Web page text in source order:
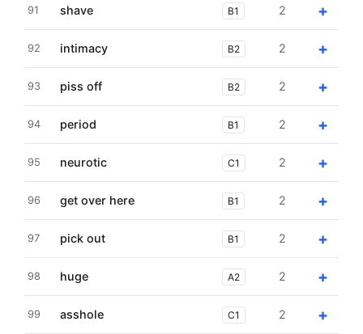
91 shave B1 2 +
92 intimacy B2 2 +
93 piss off B2 2 +
94 period B1 2 +
95 neurotic C1 2 +
96 get over here B1 2 +
97 pick out B1 2 +
98 huge A2 2 +
99 asshole C1 2 +